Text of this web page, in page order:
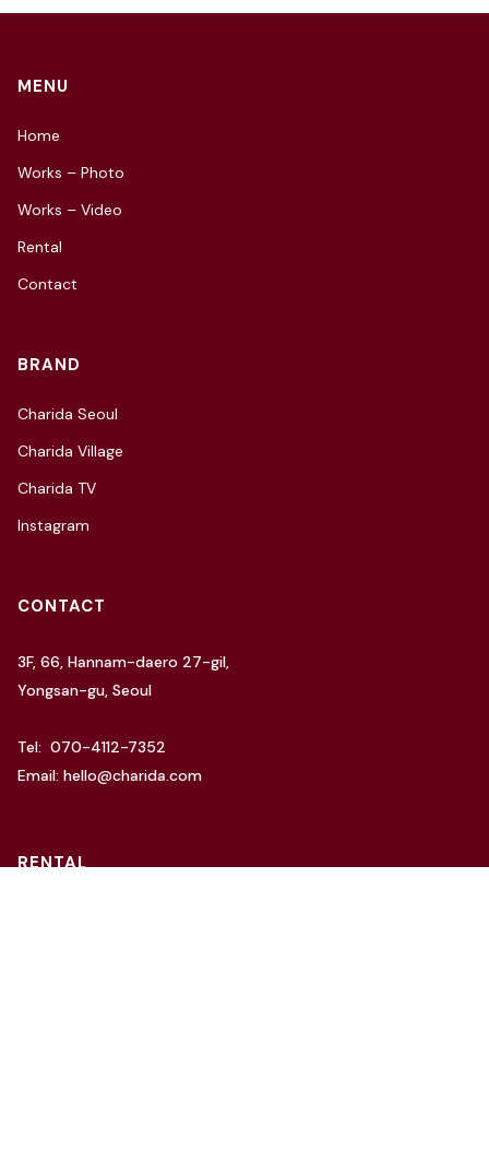
MENU
Home
Works – Photo
Works – Video
Rental
Contact
BRAND
Charida Seoul
Charida Village
Charida TV
Instagram
CONTACT
3F, 66, Hannam-daero 27-gil,
Yongsan-gu, Seoul
Tel: 070-4112-7352
Email: hello@charida.com
RENTAL